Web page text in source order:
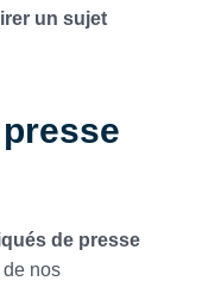
un sujet
de presse
nos